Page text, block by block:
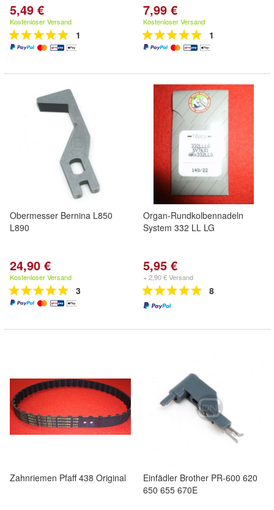
5,49 €
Kostenloser Versand
1
7,99 €
Kostenloser Versand
1
Obermesser Bernina L850
L890
24,90 €
Kostenloser Versand
3
Organ-Rundkolbennadeln
System 332 LL LG
5,95 €
+ 2,90 € Versand
8
Zahnriemen Pfaff 438 Original
Einfädler Brother PR-600 620
650 655 670E